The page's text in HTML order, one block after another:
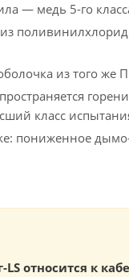
— медь 5-го
из того же
класс
пониженное
LS относится к